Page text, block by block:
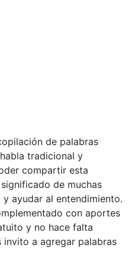
de palabras
tradicional y
compartir esta
de muchas
ayudar al entendimiento.
con aportes
y no hace falta
invito a agregar palabras